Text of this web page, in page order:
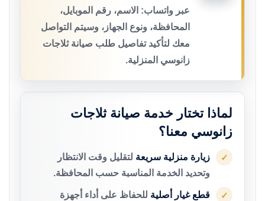
عبر واتساب: الاسم، رقم الموبايل،
المحافظة، ونوع الجهاز، وسيتم التواصل
معك لتأكيد تفاصيل طلب صيانة ثلاجات
زانوسي المنزلية.
لماذا تختار خدمة صيانة ثلاجات
زانوسي معنا؟
✓ زيارة منزلية سريعة لتقليل وقت الانتظار
وتحديد الخدمة المناسبة حسب المحافظة.
✓ قطع غيار أصلية للحفاظ على أداء أجهزة